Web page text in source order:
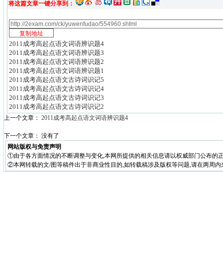
将这篇文章一键分享到：
2011成考高起点语文词语辨识题4
2011成考高起点语文词语辨识题3
2011成考高起点语文词语辨识题2
2011成考高起点语文词语辨识题1
2011成考高起点语文古诗词识记5
2011成考高起点语文古诗词识记4
2011成考高起点语文古诗词识记3
2011成考高起点语文古诗词识记2
上一个文章： 2011成考高起点语文词语辨识题4
下一个文章： 没有了
网站版权与免责声明
①由于各方面情况的不断调整与变化,本网所提供的相关信息请以权威部门公布的
②本网转载的文/图等稿件出于非商业性目的,如转载稿涉及版权等问题,请在两周内